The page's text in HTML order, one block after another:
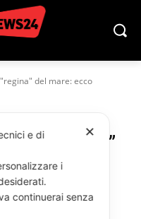
del mare: ecco
la “regina”
✕
e di
i
continuerai senza